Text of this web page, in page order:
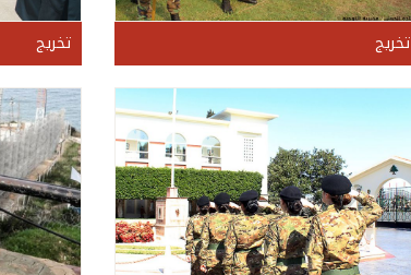
تخريج تخريج